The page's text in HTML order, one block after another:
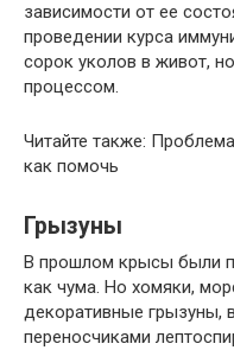
зависимости от ее
проведении курса
сорок уколов в живот,
процессом.
Читайте также:
как помочь
Грызуны
В прошлом крысы были
как чума. Но хомяки,
декоративные грызуны,
переносчиками